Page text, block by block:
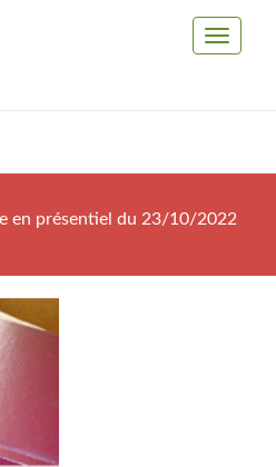
Toggle
en présentiel du 23/10/2022